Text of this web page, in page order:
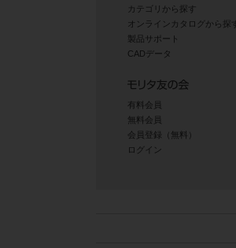
カテゴリから探す
オンラインカタログから探す
製品サポート
CADデータ
有料会員
無料会員
会員登録（無料）
ログイン